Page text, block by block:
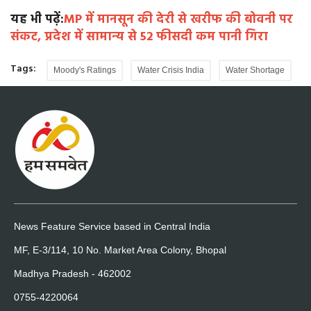
यह भी पढ़ें:MP में मानसून की देरी से खरीफ की बोवनी पर
संकट, प्रदेश में सामान्य से 52 फीसदी कम पानी गिरा
Tags: Moody's Ratings Water Crisis India Water Shortage
News Feature Service based in Central India
MF, E-3/114, 10 No. Market Area Colony, Bhopal
Madhya Pradesh - 462002
0755-4220064